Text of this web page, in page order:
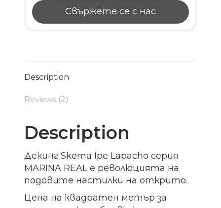
Свържете се с нас
Description
Reviews (2)
Description
Декинг Skema Ipe Lapacho серия
MARINA REAL е революцията на
подовите настилки на открито.
Цена на квадратен метър за